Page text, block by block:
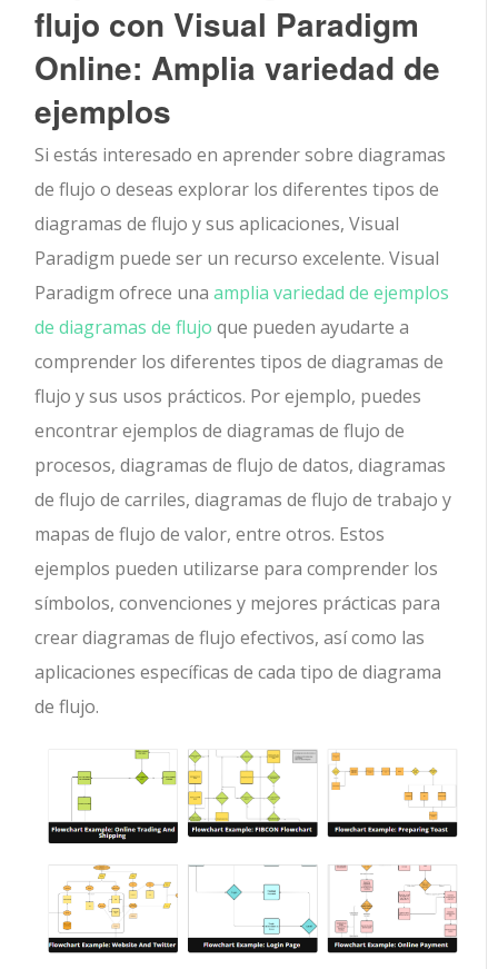
flujo con Visual Paradigm
Online: Amplia variedad de
ejemplos
Si estás interesado en aprender sobre diagramas
de flujo o deseas explorar los diferentes tipos de
diagramas de flujo y sus aplicaciones, Visual
Paradigm puede ser un recurso excelente. Visual
Paradigm ofrece unaamplia variedad de ejemplos
de diagramas de flujo que pueden ayudarte a
comprender los diferentes tipos de diagramas de
flujo y sus usos prácticos. Por ejemplo, puedes
encontrar ejemplos de diagramas de flujo de
procesos, diagramas de flujo de datos, diagramas
de flujo de carriles, diagramas de flujo de trabajo y
mapas de flujo de valor, entre otros. Estos
ejemplos pueden utilizarse para comprender los
símbolos, convenciones y mejores prácticas para
crear diagramas de flujo efectivos, así como las
aplicaciones específicas de cada tipo de diagrama
de flujo.